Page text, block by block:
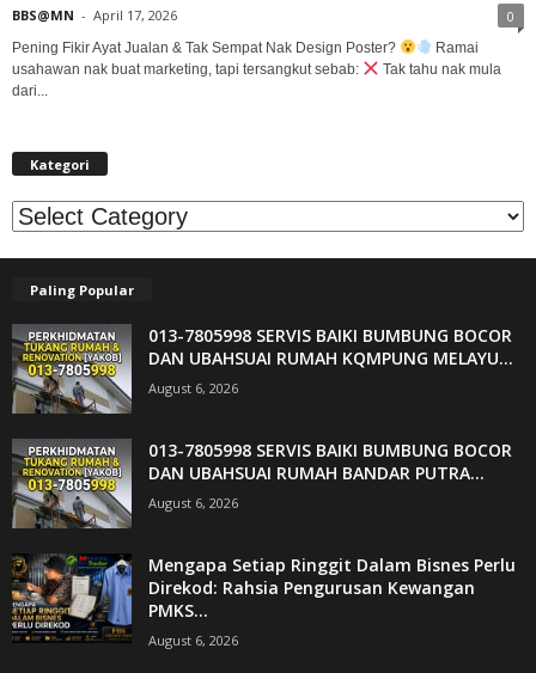
BBS@MN - April 17, 2026 0
Pening Fikir Ayat Jualan & Tak Sempat Nak Design Poster?
Ramai
usahawan nak buat marketing, tapi tersangkut sebab:
Tak tahu nak mula
dari...
Kategori
Kategori
Paling Popular
013-7805998 SERVIS BAIKI BUMBUNG BOCOR
DAN UBAHSUAI RUMAH KQMPUNG MELAYU...
August 6, 2026
013-7805998 SERVIS BAIKI BUMBUNG BOCOR
DAN UBAHSUAI RUMAH BANDAR PUTRA...
August 6, 2026
Mengapa Setiap Ringgit Dalam Bisnes Perlu
Direkod: Rahsia Pengurusan Kewangan
PMKS...
August 6, 2026